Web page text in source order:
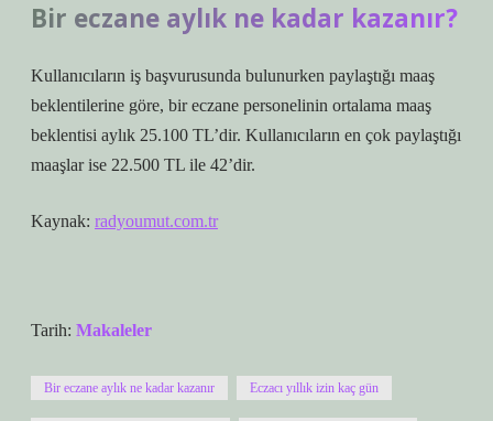
Bir eczane aylık ne kadar kazanır?
Kullanıcıların iş başvurusunda bulunurken paylaştığı maaş
beklentilerine göre, bir eczane personelinin ortalama maaş
beklentisi aylık 25.100 TL’dir. Kullanıcıların en çok paylaştığı
maaşlar ise 22.500 TL ile 42’dir.
Kaynak: radyoumut.com.tr
Tarih: Makaleler
Bir eczane aylık ne kadar kazanır Eczacı yıllık izin kaç gün